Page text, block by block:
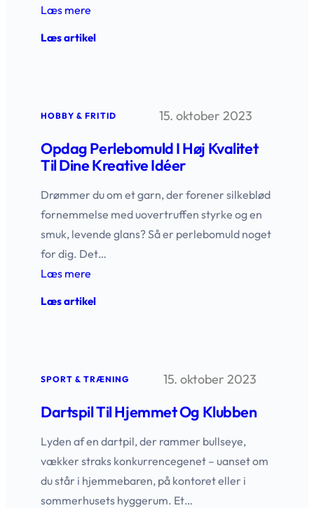
Læs mere
Læs artikel:
budgetter
HOBBY & FRITID 15. oktober 2023
Opdag Perlebomuld I Høj Kvalitet
Til Dine Kreative Idéer
Drømmer du om et garn, der forener silkeblød
fornemmelse med uovertruffen styrke og en
smuk, levende glans? Så er perlebomuld noget
for dig. Det…
Læs mere
Læs artikel:
til
kreative
idéer
SPORT & TRÆNING 15. oktober 2023
Dartspil Til Hjemmet Og Klubben
Lyden af en dartpil, der rammer bullseye,
vækker straks konkurrencegenet – uanset om
du står i hjemmebaren, på kontoret eller i
sommerhusets hyggerum. Et…